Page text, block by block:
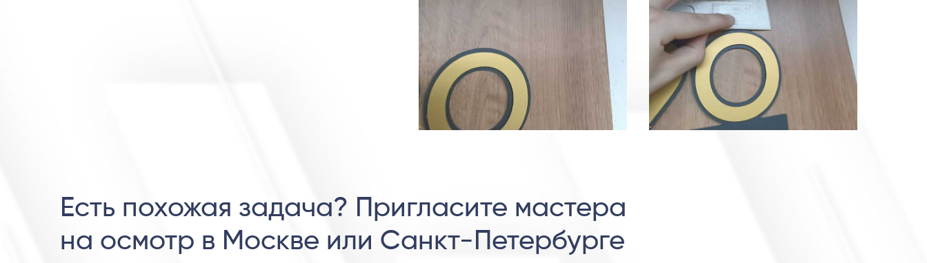
Есть похожая задача? Пригласите мастера
на осмотр в Москве или Санкт-Петербурге